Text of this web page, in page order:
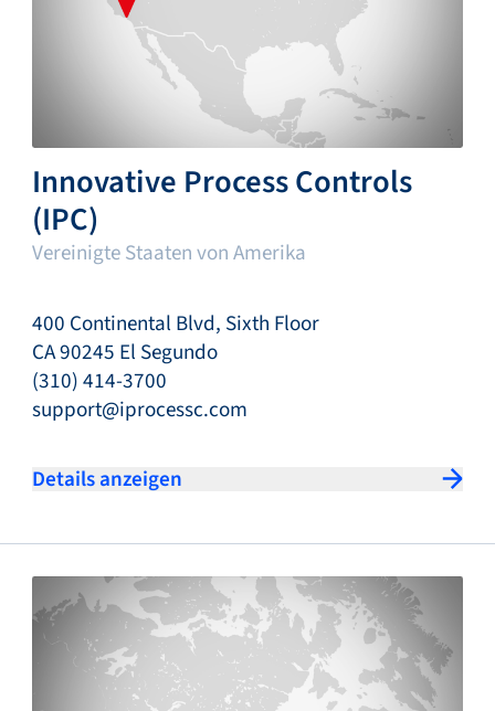
Innovative Process Controls
(IPC)
Vereinigte Staaten von Amerika
400 Continental Blvd, Sixth Floor
CA 90245 El Segundo
(310) 414-3700
support@iprocessc.com
Details anzeigen